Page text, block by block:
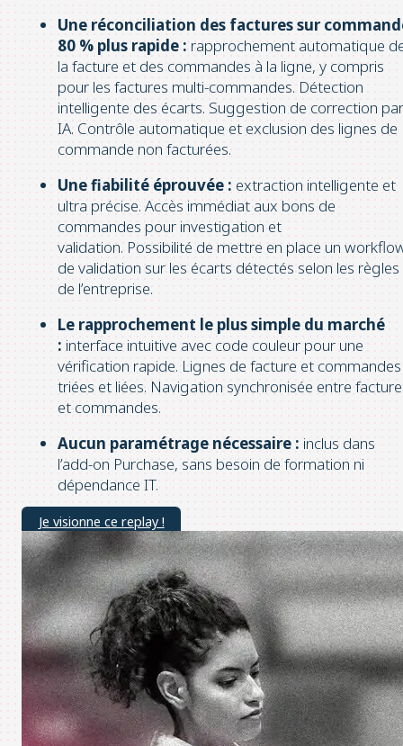
Une réconciliation des factures sur
80 % plus rapide : rapprochement automatique
la facture et des commandes à la ligne, y compris
pour les factures multi-commandes. Détection
intelligente des écarts. Suggestion de correction par
IA. Contrôle automatique et exclusion des lignes de
commande non facturées.
Une fiabilité éprouvée : extraction intelligente et
ultra précise. Accès immédiat aux bons de
commandes pour investigation et
validation. Possibilité de mettre en place un
de validation sur les écarts détectés selon les règles
de l’entreprise.
Le rapprochement le plus simple du marché
: interface intuitive avec code couleur pour une
vérification rapide. Lignes de facture et commandes
triées et liées. Navigation synchronisée entre facture
et commandes.
Aucun paramétrage nécessaire : inclus dans
l’add-on Purchase, sans besoin de formation ni
dépendance IT.
Je visionne ce replay !